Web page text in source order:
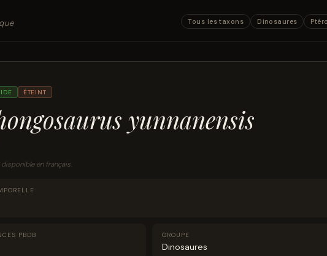
Tous les taxons Dinosaures
ÉTEINT
yunnanensis
en français.
PBDB GROUPE
Dinosaures